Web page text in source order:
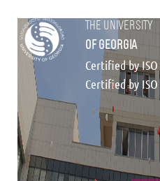
the university
of georgia
Certified by
Certified by